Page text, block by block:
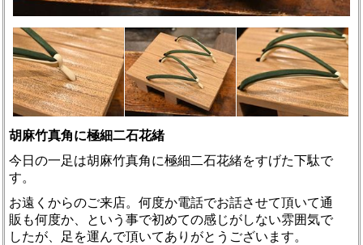
胡麻竹真角に極細二石花緒
今日の一足は胡麻竹真角に極細二石花緒をすげた下駄で
す。
お遠くからのご来店。何度か電話でお話させて頂いて通
販も何度か、という事で初めての感じがしない雰囲気で
したが、足を運んで頂いてありがとうございます。